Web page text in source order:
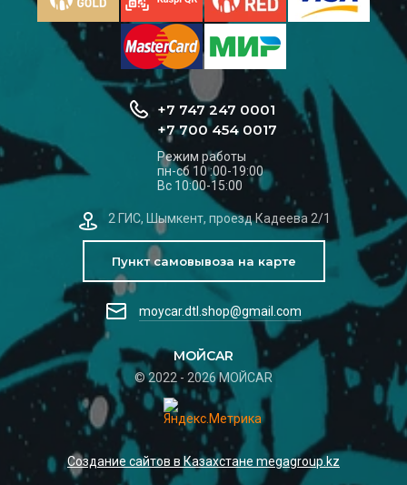
МОЙCAR
© 2022 - 2026 МОЙCAR
+7 747 247 0001
+7 700 454 0017
Режим работы
пн-сб 10 :00-19:00
Вс 10:00-15:00
2 ГИС, Шымкент, проезд Кадеева 2/1
Пункт самовывоза на карте
moycar.dtl.shop@gmail.com
Создание сайтов в Казахстане megagroup.kz